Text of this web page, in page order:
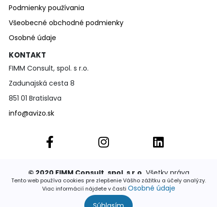
Tento web používa cookies pre zlepšenie Vášho zážitku a účely analýzy.
Viac informácií nájdete v časti Osobné údaje
Podmienky používania
Všeobecné obchodné podmienky
Osobné údaje
KONTAKT
FIMM Consult, spol. s r.o.
Zadunajská cesta 8
851 01 Bratislava
info@avizo.sk
© 2020 FIMM Consult, spol. s r.o. Všetky práva
vyhradené. Publikovať a rozširovať akúkoľvek časť
stránok je povolené výhradne so súhlasom